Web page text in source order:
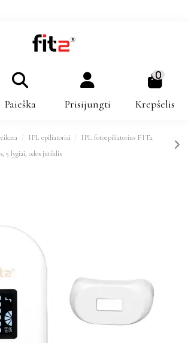
Paieška Prisijungti
0
Krepšelis
IPL epiliatoriai
IPL fotoepiliatorius FIT2
5 lygiai, odos jutiklis